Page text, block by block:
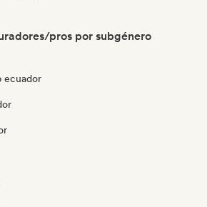
pros por subgénero
ecuador